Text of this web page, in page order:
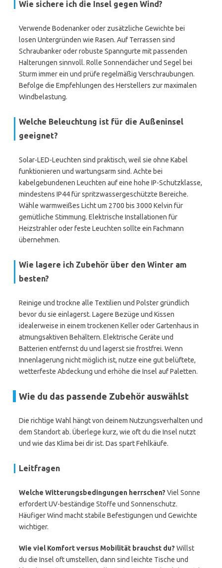
Wie sichere ich die Insel gegen Wind?
Verwende Bodenanker oder zusätzliche Gewichte bei
losen Untergründen wie Rasen. Auf Terrassen sind
Schraubanker oder robuste Spanngurte mit passenden
Halterungen sinnvoll. Rolle Sonnendächer und Segel bei
Sturm immer ein und prüfe regelmäßig Verschraubungen.
Befolge die Empfehlungen des Herstellers zur maximalen
Windbelastung.
Welche Beleuchtung ist für die Außeninsel
geeignet?
Solar-LED-Leuchten sind praktisch, weil sie ohne Kabel
funktionieren und wartungsarm sind. Achte bei
kabelgebundenen Leuchten auf eine hohe IP-Schutzklasse,
mindestens IP44 für spritzwassergeschützte Bereiche.
Wähle warmweißes Licht um 2700 bis 3000 Kelvin für
gemütliche Stimmung. Elektrische Installationen für
Heizstrahler oder feste Leuchten sollte ein Fachmann
übernehmen.
Wie lagere ich Zubehör über den Winter am
besten?
Reinige und trockne alle Textilien und Polster gründlich
bevor du sie einlagerst. Lagere Bezüge und Kissen
idealerweise in einem trockenen Keller oder Gartenhaus in
atmungsaktiven Behältern. Elektrische Geräte und
Batterien entfernst du und lagerst sie frostfrei. Wenn
Innenlagerung nicht möglich ist, nutze eine gut belüftete,
wetterfeste Abdeckung und erhöhe die Insel auf Paletten.
Wie du das passende Zubehör auswählst
Die richtige Wahl hängt von deinem Nutzungsverhalten und
dem Standort ab. Überlege kurz, wie oft du die Insel nutzt
und wie das Klima bei dir ist. Das spart Fehlkäufe.
Leitfragen
Welche Witterungsbedingungen herrschen? Viel Sonne
erfordert UV-beständige Stoffe und Sonnenschutz.
Häufiger Wind macht stabile Befestigungen und Gewichte
wichtiger.
Wie viel Komfort versus Mobilität brauchst du? Willst
du die Insel oft umstellen, dann sind leichte Tische und